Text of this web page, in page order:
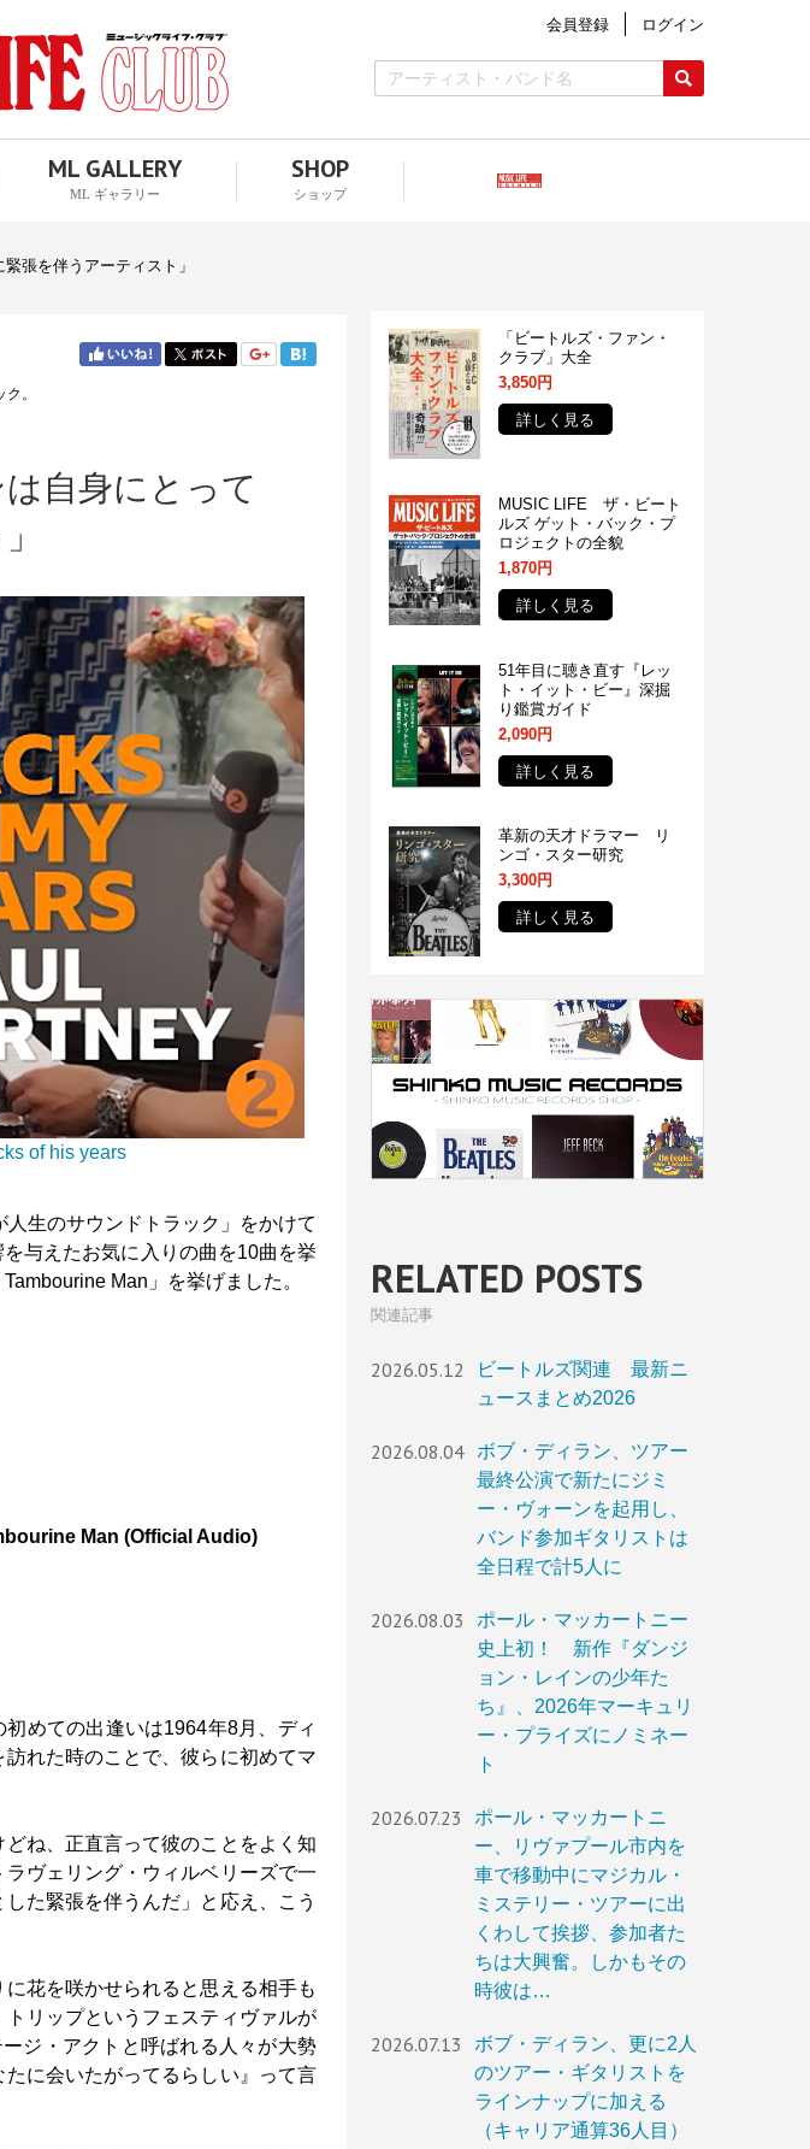
会員登録 ログイン
ML GALLERY
ML ギャラリー
SHOP
ショップ
張を伴うアーティスト」
。
自身にとって
of his years
生のサウンドトラック」をかけて
与えたお気に入りの曲を10曲を挙
Man」を挙げました。
Man (Official Audio)
めての出逢いは1964年8月、ディ
れた時のことで、彼らに初めてマ
ね、正直言って彼のことをよく知
ヴェリング・ウィルベリーズで一
た緊張を伴うんだ」と応え、こう
花を咲かせられると思える相手も
リップというフェスティヴァルが
ジ・アクトと呼ばれる人々が大勢
に会いたがってるらしい』って言
「ビートルズ・ファン・
クラブ」大全
3,850円
詳しく見る
MUSIC LIFE ザ・ビート
ルズ ゲット・バック・プ
ロジェクトの全貌
1,870円
詳しく見る
51年目に聴き直す『レッ
ト・イット・ビー』深掘
り鑑賞ガイド
2,090円
詳しく見る
革新の天才ドラマー リ
ンゴ・スター研究
3,300円
詳しく見る
RELATED POSTS
関連記事
2026.05.12
ビートルズ関連 最新ニ
ュースまとめ2026
2026.08.04
ボブ・ディラン、ツアー
最終公演で新たにジミ
ー・ヴォーンを起用し、
バンド参加ギタリストは
全日程で計5人に
2026.08.03
ポール・マッカートニー
史上初！ 新作『ダンジ
ョン・レインの少年た
ち』、2026年マーキュリ
ー・プライズにノミネー
ト
2026.07.23
ポール・マッカートニ
ー、リヴァプール市内を
車で移動中にマジカル・
ミステリー・ツアーに出
くわして挨拶、参加者た
ちは大興奮。しかもその
時彼は…
2026.07.13
ボブ・ディラン、更に2人
のツアー・ギタリストを
ラインナップに加える
（キャリア通算36人目）